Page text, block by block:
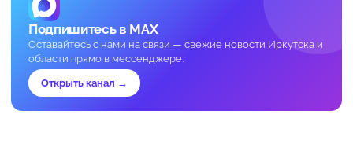
Подпишитесь в MAX
Оставайтесь с нами на связи — свежие новости Иркутска и
области прямо в мессенджере.
Открыть канал →